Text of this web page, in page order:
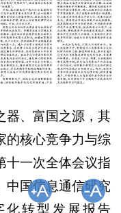
器、富国之源，其
的核心竞争力与综
十一次全体会议指
中国信息通信研究
化转型发展报告